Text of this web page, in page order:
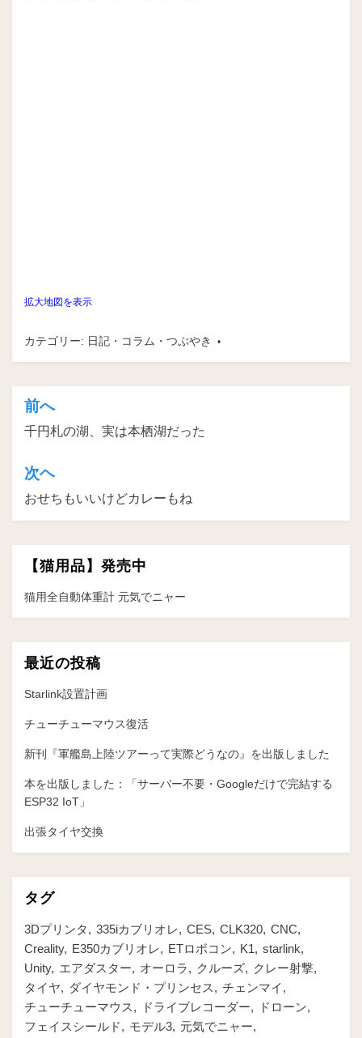
拡大地図を表示
カテゴリー: 日記・コラム・つぶやき
投
稿
ナ
ビ
ゲ
ー
シ
ョ
ン
前へ
千円札の湖、実は本栖湖だった
次ヘ
おせちもいいけどカレーもね
【猫用品】発売中
猫用全自動体重計 元気でニャー
最近の投稿
Starlink設置計画
チューチューマウス復活
新刊『軍艦島上陸ツアーって実際どうなの』を出版しました
本を出版しました：「サーバー不要・Googleだけで完結する
ESP32 IoT」
出張タイヤ交換
タグ
3Dプリンタ 335iカブリオレ CES CLK320 CNC
Creality
E350カブリオレ ETロボコン K1
starlink
Unity
エアダスター オーロラ クルーズ
クレー射撃
タイヤ
ダイヤモンド・プリンセス
チェンマイ
チューチューマウス
ドライブレコーダー
ドローン
フェイスシールド
モデル3 元気でニャー